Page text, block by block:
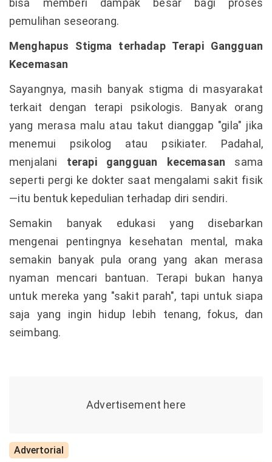
bisa memberi dampak besar bagi proses
pemulihan seseorang.
Menghapus Stigma terhadap Terapi Gangguan
Kecemasan
Sayangnya, masih banyak stigma di masyarakat
terkait dengan terapi psikologis. Banyak orang
yang merasa malu atau takut dianggap "gila" jika
menemui psikolog atau psikiater. Padahal,
menjalani terapi gangguan kecemasan sama
seperti pergi ke dokter saat mengalami sakit fisik
—itu bentuk kepedulian terhadap diri sendiri.
Semakin banyak edukasi yang disebarkan
mengenai pentingnya kesehatan mental, maka
semakin banyak pula orang yang akan merasa
nyaman mencari bantuan. Terapi bukan hanya
untuk mereka yang "sakit parah", tapi untuk siapa
saja yang ingin hidup lebih tenang, fokus, dan
seimbang.
Advertorial